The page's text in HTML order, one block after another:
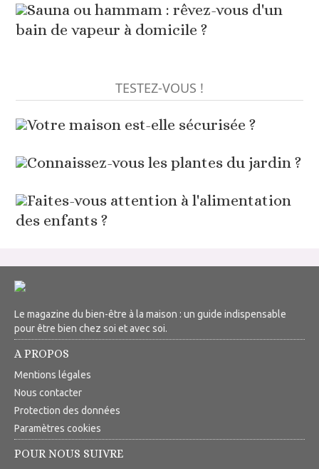
Sauna ou hammam : rêvez-vous d'un
bain de vapeur à domicile ?
TESTEZ-VOUS !
Votre maison est-elle sécurisée ?
Connaissez-vous les plantes du jardin ?
Faites-vous attention à l'alimentation
des enfants ?
Le magazine du bien-être à la maison : un guide indispensable
pour être bien chez soi et avec soi.
A PROPOS
Mentions légales
Nous contacter
Protection des données
Paramètres cookies
POUR NOUS SUIVRE